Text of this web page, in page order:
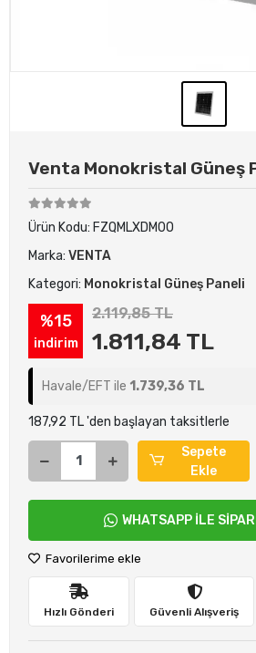
Venta Monokristal Güneş
Ürün Kodu: FZQMLXDM0O
Marka: VENTA
Kategori: Monokristal Güneş Paneli
%15
indirim
2.119,85 TL
1.811,84 TL
Havale/EFT ile 1.739,36 TL
187,92 TL 'den başlayan taksitlerle
Sepete
Ekle
WHATSAPP İLE
Favorilerime ekle
Hızlı Gönderi Güvenli Alışveriş